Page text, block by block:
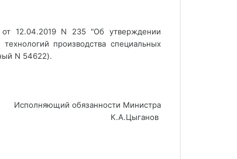
от 12.04.2019 N 235 "Об утверждении
производства специальных
N 54622).
Исполняющий обязанности Министра
К.А.Цыганов